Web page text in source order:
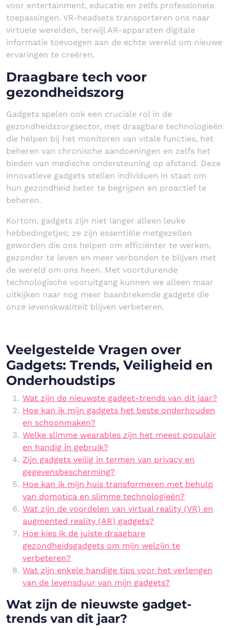
voor entertainment, educatie en zelfs professionele
toepassingen. VR-headsets transporteren ons naar
virtuele werelden, terwijl AR-apparaten digitale
informatie toevoegen aan de echte wereld om nieuwe
ervaringen te creëren.
Draagbare tech voor
gezondheidszorg
Gadgets spelen ook een cruciale rol in de
gezondheidszorgsector, met draagbare technologieën
die helpen bij het monitoren van vitale functies, het
beheren van chronische aandoeningen en zelfs het
bieden van medische ondersteuning op afstand. Deze
innovatieve gadgets stellen individuen in staat om
hun gezondheid beter te begrijpen en proactief te
beheren.
Kortom, gadgets zijn niet langer alleen leuke
hebbedingetjes; ze zijn essentiële metgezellen
geworden die ons helpen om efficiënter te werken,
gezonder te leven en meer verbonden te blijven met
de wereld om ons heen. Met voortdurende
technologische vooruitgang kunnen we alleen maar
uitkijken naar nog meer baanbrekende gadgets die
onze levenskwaliteit blijven verbeteren.
Veelgestelde Vragen over
Gadgets: Trends, Veiligheid en
Onderhoudstips
Wat zijn de nieuwste gadget-trends van dit jaar?
Hoe kan ik mijn gadgets het beste onderhouden
en schoonmaken?
Welke slimme wearables zijn het meest populair
en handig in gebruik?
Zijn gadgets veilig in termen van privacy en
gegevensbescherming?
Hoe kan ik mijn huis transformeren met behulp
van domotica en slimme technologieën?
Wat zijn de voordelen van virtual reality (VR) en
augmented reality (AR) gadgets?
Hoe kies ik de juiste draagbare
gezondheidsgadgets om mijn welzijn te
verbeteren?
Wat zijn enkele handige tips voor het verlengen
van de levensduur van mijn gadgets?
Wat zijn de nieuwste gadget-
trends van dit jaar?